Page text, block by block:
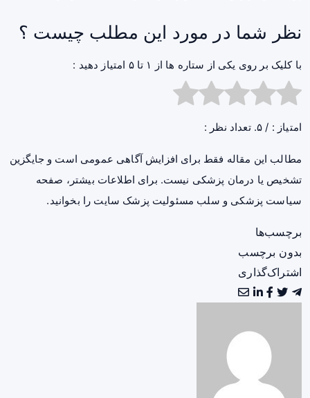
نظر شما در مورد این مطلب چیست ؟
با کلیک بر روی یکی از ستاره ها از ۱ تا ۵ امتیاز دهید :
امتیاز : / ۵. تعداد نظر :
مطالب این مقاله فقط برای افزایش آگاهی عمومی است و جایگزین
تشخیص یا درمان پزشکی نیست. برای اطلاعات بیشتر، صفحه
سیاست پزشکی و سلب مسئولیت پزشک سایت را بخوانید.
برچسب‌ها
بدون برچسب
اشتراک‌گذاری